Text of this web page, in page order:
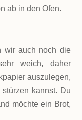
ab in den Ofen.
wir auch noch die
weich, daher
auszulegen,
kannst. Du
möchte ein Brot,